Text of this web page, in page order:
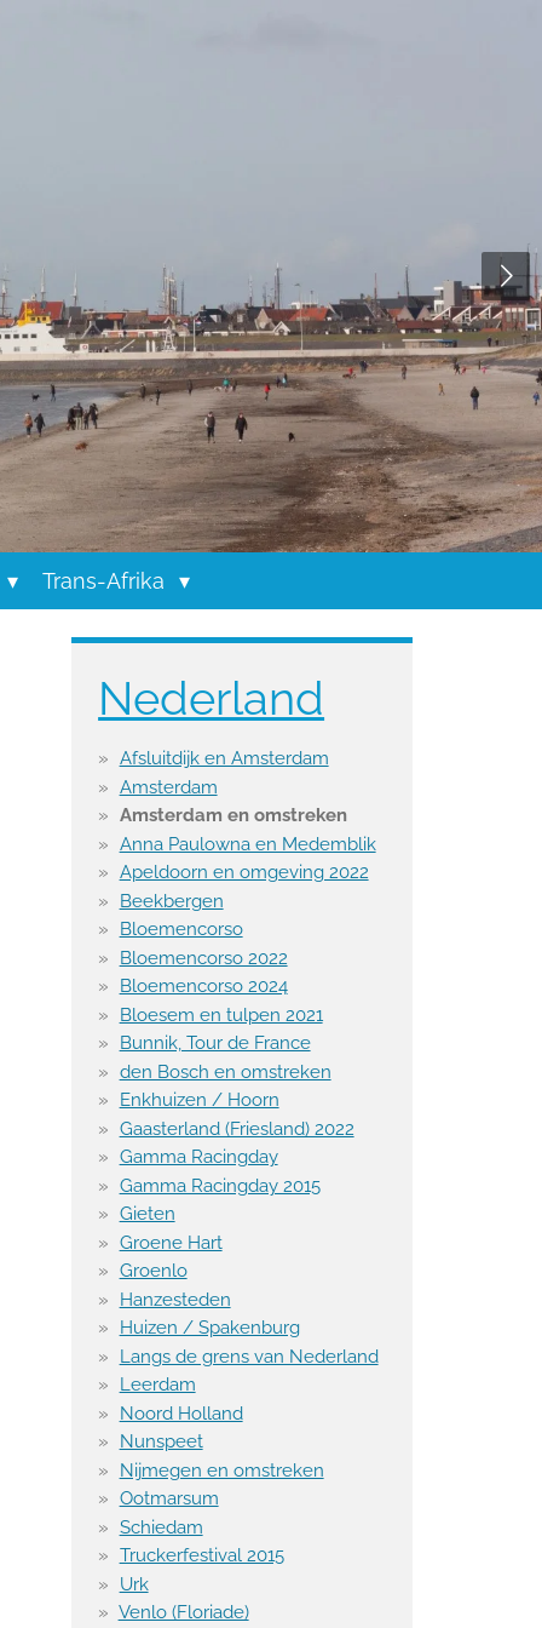
Trans-Afrika
Nederland
Afsluitdijk en Amsterdam
Amsterdam
Amsterdam en omstreken
Anna Paulowna en Medemblik
Apeldoorn en omgeving 2022
Beekbergen
Bloemencorso
Bloemencorso 2022
Bloemencorso 2024
Bloesem en tulpen 2021
Bunnik, Tour de France
den Bosch en omstreken
Enkhuizen / Hoorn
Gaasterland (Friesland) 2022
Gamma Racingday
Gamma Racingday 2015
Gieten
Groene Hart
Groenlo
Hanzesteden
Huizen / Spakenburg
Langs de grens van Nederland
Leerdam
Noord Holland
Nunspeet
Nijmegen en omstreken
Ootmarsum
Schiedam
Truckerfestival 2015
Urk
Venlo (Floriade)